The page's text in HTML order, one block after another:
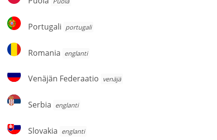
Portugali
Portugali portugali
Romania
Romania englanti
Venäjän
Federaatio
Venäjän Federaatio venäjä
Serbia
Serbia englanti
Slovakia
Slovakia englanti